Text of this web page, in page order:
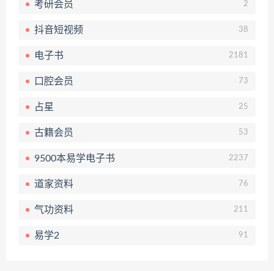
考研会员 2
抖音短视频 38
电子书 2181
口腔会员 73
占星 25
古籍会员 53
9500本易学电子书 2237
道家资料 76
气功资料 211
易学2 91